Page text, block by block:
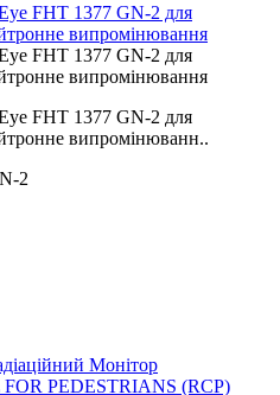
FHT 1377 GN-2 для
випромінювання
FHT 1377 GN-2 для
випромінювання
FHT 1377 GN-2 для
випромінюванн..
2